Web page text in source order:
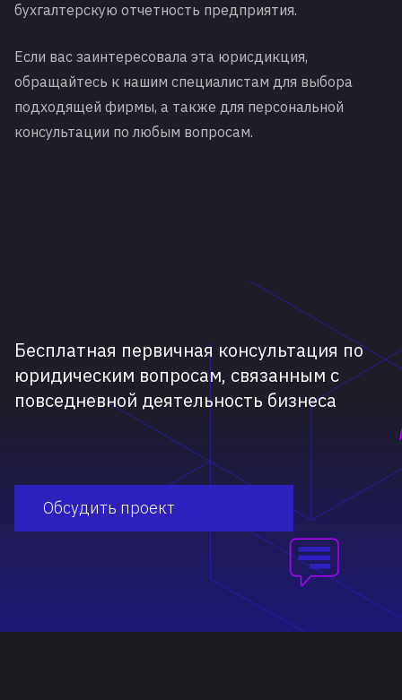
бухгалтерскую отчетность предприятия.
Если вас заинтересовала эта юрисдикция,
обращайтесь к нашим специалистам для выбора
подходящей фирмы, а также для персональной
консультации по любым вопросам.
Бесплатная первичная консультация по
юридическим вопросам, связанным с
повседневной деятельность бизнеса
Обсудить проект